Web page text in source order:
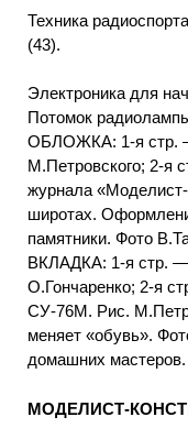
Техника
(43).
Электроника для
Потомок
ОБЛОЖКА: 1-я стр.
М.Петровского; 2-я
журнала
широтах.
памятники. Фото
ВКЛАДКА: 1-я стр. —
О.Гончаренко; 2-я
СУ-76М. Рис.
меняет «обувь».
домашних
МОДЕЛИСТ-